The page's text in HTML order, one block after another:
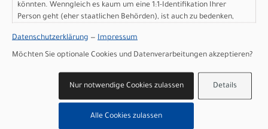
KONTAKT
Picocycles GbR
0431 666 83 57
info@picocycles.de
könnten. Wenngleich es kaum um eine 1:1-Identifikation Ihrer
Person geht (eher staatlichen Behörden), ist auch zu bedenken,
sind wie bei uns in der Europäischen Union.
Datenschutzerklärung — Impressum
Möchten Sie optionale Cookies und Datenverarbeitungen akzeptieren?
Details
Nur notwendige Cookies zulassen
Alle Cookies zulassen